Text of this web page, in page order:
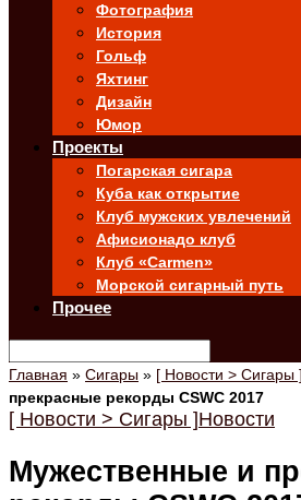
Фотография
История
Гольф
Яхтинг
Дизайн
Юмор
Проекты
Погарская сигара
Куба как открытие
Клуб мужских увлечений
Афисионадо клуб
Клуб «Carmen»
Морской сигарный путь
Прочее
Главная » Сигары » [ Новости > Сигары ]
прекрасные рекорды CSWC 2017
[ Новости > Сигары ]Новости
Мужественные и